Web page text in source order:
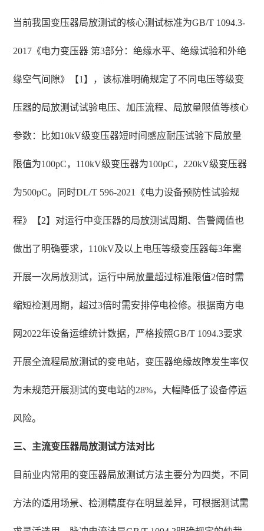
当前我国变压器局放测试的核心测试标准为GB/T 1094.3-
2017《电力变压器 第3部分：绝缘水平、绝缘试验和外绝
缘空气间隙》【1】，该标准明确规定了不同电压等级变
压器的局放测试试验电压、加压流程、局放量限值等核心
参数：比如10kV级变压器短时间感应耐压试验下局放量
限值为100pC，110kV级变压器为100pC，220kV级变压器
为500pC。同时DL/T 596-2021《电力设备预防性试验规
程》【2】对运行中变压器的局放测试周期、告警阈值也
做出了明确要求，110kV及以上电压等级变压器每3年需
开展一次局放测试，运行中局放量超过标准限值2倍时需
缩短检测周期，超过3倍时需安排停电检修。根据南方电
网2022年设备运维统计数据，严格按照GB/T 1094.3要求
开展全流程局放测试的变电站，变压器绝缘故障发生率仅
为未规范开展测试的变电站的28%，大幅降低了设备停运
风险。
三、主流变压器局放测试方法对比
目前业内常用的变压器局放测试方法主要分为四类，不同
方法的适用场景、检测精度存在明显差异，可根据测试需